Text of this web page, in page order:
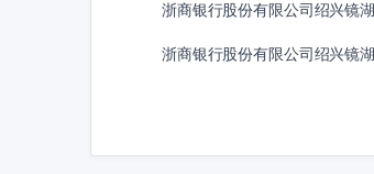
浙商银行股份有限公司绍兴镜
浙商银行股份有限公司绍兴镜